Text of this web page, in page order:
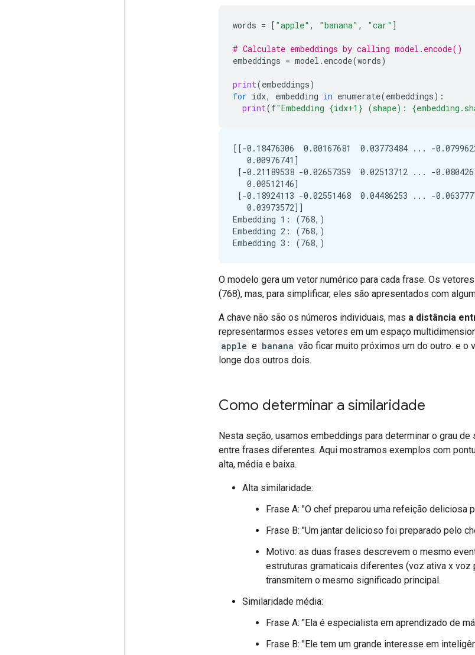
words = [ "apple" , "banana" , "car" ]
# Calculate embeddings by calling model.encode()
embeddings = model . encode(words)
print(embeddings)
for idx, embedding in enumerate(embeddings):
print(f"Embedding {idx+1} (shape):
[[-0.18476306  0.00167681  0.03773484 ... -
   0.00976741]
[-0.21189538 -0.02657359  0.02513712 ... -
   0.00512146]
[-0.18924113 -0.02551468  0.04486253 ... -
   0.03973572]]
Embedding 1: (768,)
Embedding 2: (768,)
O modelo gera um vetor numérico para cada frase. Os
(768), mas, para simplificar, eles são apresentados com
A chave não são os números individuais, mas a distância
representarmos esses vetores em um espaço
apple e banana vão ficar muito próximos um do outro. e o
longe dos outros dois.
Como determinar a similaridade
Nesta seção, usamos embeddings para determinar o grau de
entre frases diferentes. Aqui mostramos exemplos com
alta, média e baixa.
Alta similaridade:
Frase A: "O chef preparou uma refeição deliciosa
Frase B: "Um jantar delicioso foi preparado pelo
Motivo: as duas frases descrevem o mesmo
estruturas gramaticais diferentes (voz ativa x voz
transmitem o mesmo significado principal.
Similaridade média:
Frase A: "Ela é especialista em aprendizado de
Frase B: "Ele tem um grande interesse em